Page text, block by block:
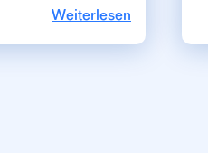
Weiterlesen